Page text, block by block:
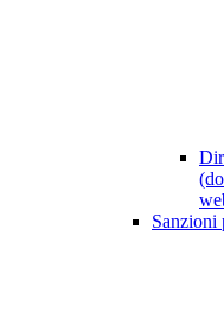
Sanzioni